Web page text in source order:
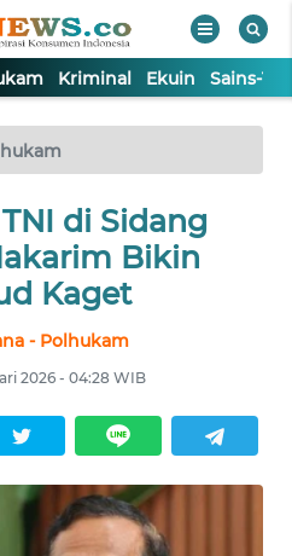
Kriminal Ekuin Sains-
di Sidang
Bikin
Kaget
- Polhukam
2026 - 04:28 WIB